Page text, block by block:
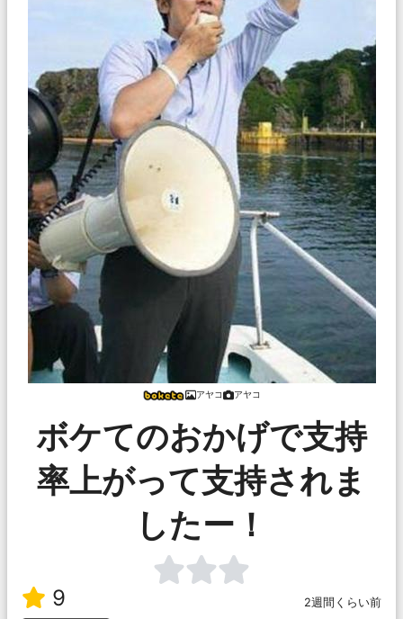
アヤコ アヤコ
ボケてのおかげで支持
率上がって支持されま
したー！
9
2週間くらい前